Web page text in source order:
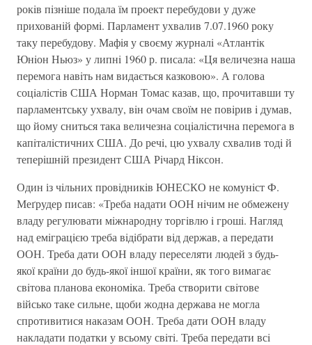
рокiв пiзнiше подала їм проект перебудови у дуже
прихованiй формi. Парламент ухвалив 7.07.1960 року
таку перебудову. Мафiя у своєму журналi «Атлантiк
Юнiон Ньюз» у липнi 1960 р. писала: «Ця величезна наша
перемога навiть нам видається казковою». А голова
соцiалiстiв США Норман Томас казав, що, прочитавши ту
парламентську ухвалу, вiн очам своїм не повiрив i думав,
що йому сниться така величезна соцiалiстична перемога в
капiталiстичних США. До речi, цю ухвалу схвалив тодi й
теперiшнiй президент США Рiчард Нiксон.
Один із чiльних провiдникiв ЮНЕСКО не комунiст Ф.
Меґрудер писав: «Треба надати ООН нiчим не обмежену
владу регулювати мiжнародну торгiвлю i грошi. Нагляд
над емiграцiєю треба вiдiбрати вiд держав, а передати
ООН. Треба дати ООН владу переселяти людей з будь-
якої країни до будь-якої iншої країни, як того вимагає
свiтова планова економiка. Треба створити свiтове
військо таке сильне, щоби жодна держава не могла
спротивитися наказам ООН. Треба дати ООН владу
накладати податки у всьому свiтi. Треба передати всi